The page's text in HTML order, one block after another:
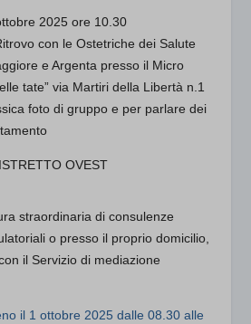
2025 ore 10.30
con le Ostetriche dei Salute
e Argenta presso il Micro
tate” via Martiri della Libertà n.1
foto di gruppo e per parlare dei
OVEST
straordinaria di consulenze
o presso il proprio domicilio,
il Servizio di mediazione
il 1 ottobre 2025 dalle 08.30 alle